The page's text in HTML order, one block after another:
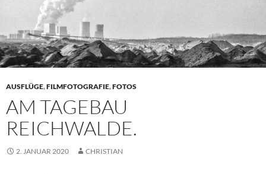
AUSFLÜGE,FILMFOTOGRAFIE,FOTOS
AM TAGEBAU
REICHWALDE.
2. JANUAR 2020 CHRISTIAN